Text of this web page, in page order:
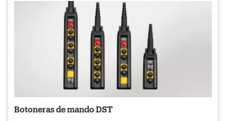
Botoneras de mando DST